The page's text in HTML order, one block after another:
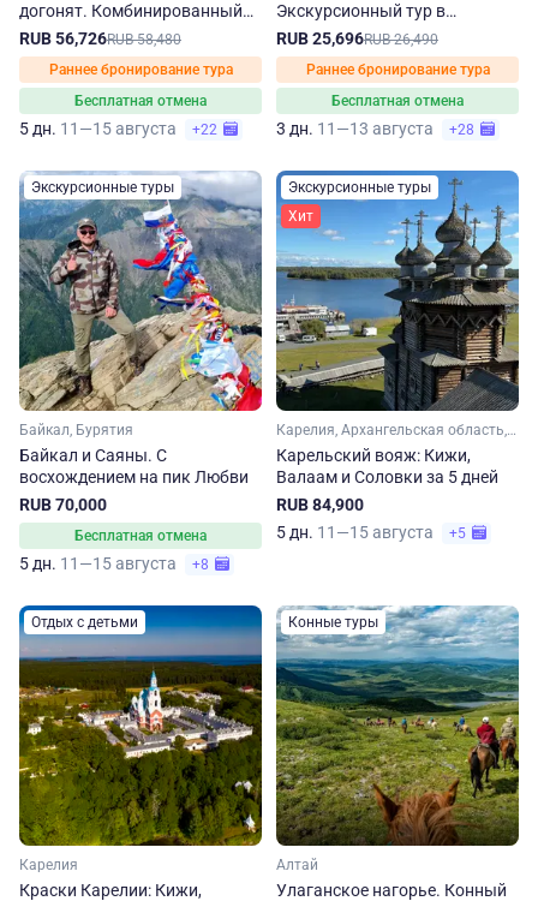
догонят. Комбинированный
джип-тур
RUB 56,726RUB 58,480
Раннее бронирование тура
Бесплатная отмена
5 дн. 11—15 августа +22
Экскурсионный тур в
Северную Осетию
RUB 25,696RUB 26,490
Раннее бронирование тура
Бесплатная отмена
3 дн. 11—13 августа +28
Экскурсионные туры
Байкал, Бурятия
Байкал и Саяны. С
восхождением на пик Любви
RUB 70,000
Бесплатная отмена
5 дн. 11—15 августа +8
Экскурсионные туры
Хит
Карелия, Архангельская область, Арктика
Карельский вояж: Кижи,
Валаам и Соловки за 5 дней
RUB 84,900
5 дн. 11—15 августа +5
Отдых с детьми
Карелия
Краски Карелии: Кижи,
Конные туры
Алтай
Улаганское нагорье. Конный